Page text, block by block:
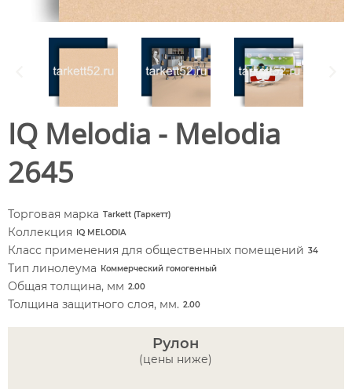
IQ Melodia - Melodia
2645
Торговая марка Tarkett (Таркетт)
Коллекция IQ MELODIA
Класс применения для общественных помещений 34
Тип линолеума Коммерческий гомогенный
Общая толщина, мм 2.00
Толщина защитного слоя, мм. 2.00
Рулон
(цены ниже)